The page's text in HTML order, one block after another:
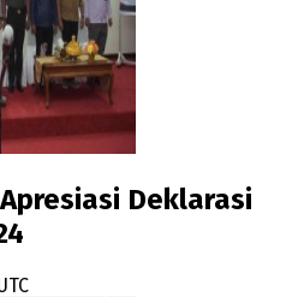
Deklarasi